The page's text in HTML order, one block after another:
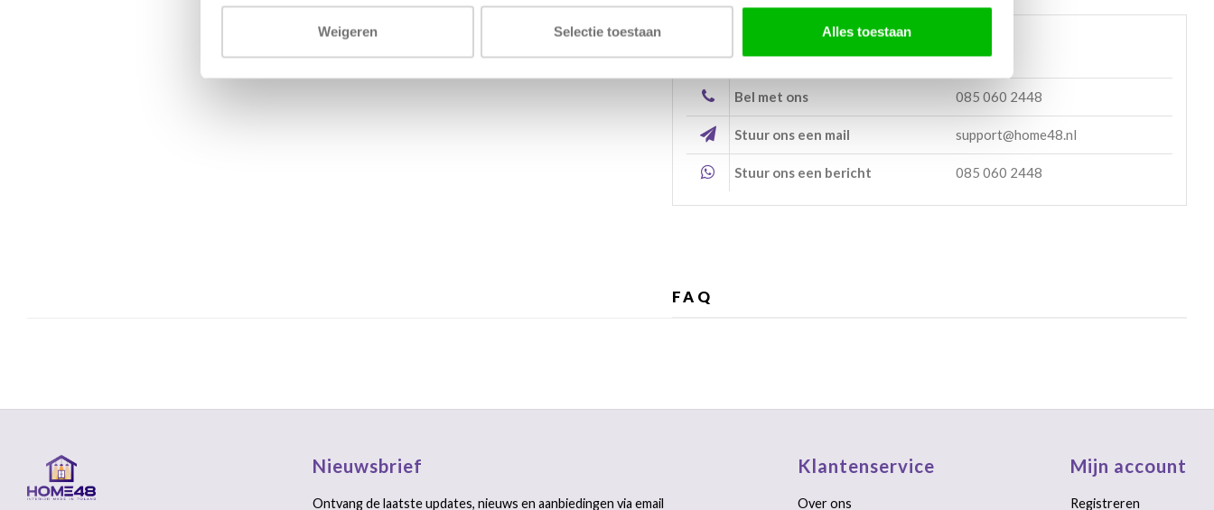
Weigeren Selectie toestaan Alles toestaan
Kunnen wij helpen?
Bel met ons 085 060 2448
Stuur ons een mail support@home48.nl
Stuur ons een bericht 085 060 2448
FAQ
Nieuwsbrief
Ontvang de laatste updates, nieuws en aanbiedingen via email
Klantenservice
Over ons
Mijn account
Registreren